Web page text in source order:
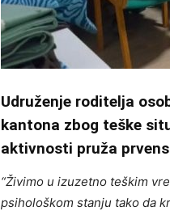
Udruženje roditelja
kantona zbog teške
aktivnosti pruža
“Živimo u izuzetno teškim
psihološkom stanju tako da